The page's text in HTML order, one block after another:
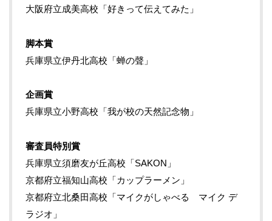
大阪府立成美高校「好きって伝えてみた」
脚本賞
兵庫県立伊丹北高校「蝉の聲」
企画賞
兵庫県立小野高校「我が校の天然記念物」
審査員特別賞
兵庫県立須磨友が丘高校「SAKON」
京都府立福知山高校「カップラーメン」
京都府立北桑田高校「マイクがしゃべる マイク デ
ラジオ」